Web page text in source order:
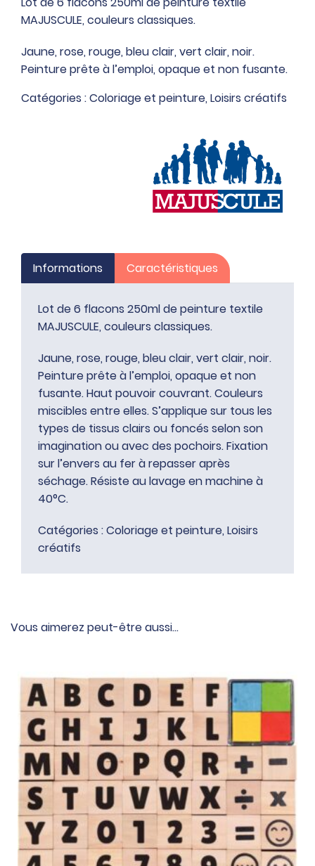
de
6
flacons
250ml
peinture
MAJUSCULE, couleurs classiques.
Jaune, rose, rouge, bleu clair, vert clair, noir.
Peinture prête à l’emploi, opaque et non fusante.
Catégories :Coloriage et peinture, Loisirs créatifs
Informations Caractéristiques
Lot de 6 flacons 250ml de peinture textile
MAJUSCULE, couleurs classiques.
Jaune, rose, rouge, bleu clair, vert clair, noir.
Peinture prête à l’emploi, opaque et non
fusante. Haut pouvoir couvrant. Couleurs
miscibles entre elles. S’applique sur tous les
types de tissus clairs ou foncés selon son
imagination ou avec des pochoirs. Fixation
sur l’envers au fer à repasser après
séchage. Résiste au lavage en machine à
40°C.
Catégories :Coloriage et peinture, Loisirs
créatifs
Vous aimerez peut-être aussi…